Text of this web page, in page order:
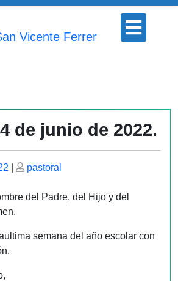
Vicente Ferrer
Botón
abrir
de junio de 2022.
Publicado
pastoral
del Padre, del Hijo y del
semana del año escolar con